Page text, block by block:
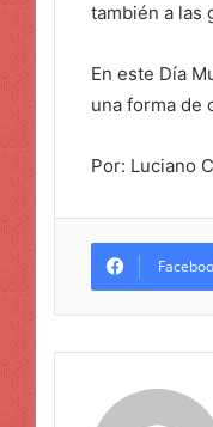
también a las
En este Día
una forma de
Por: Luciano